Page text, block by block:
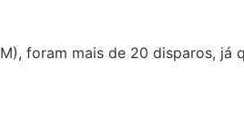
foram mais de 20 disparos, já